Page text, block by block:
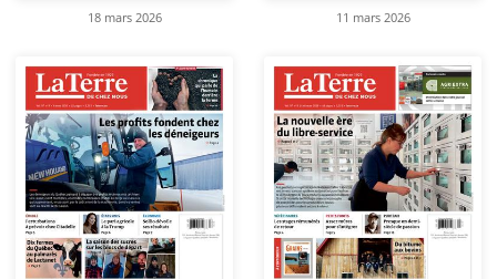
18 mars 2026 11 mars 2026